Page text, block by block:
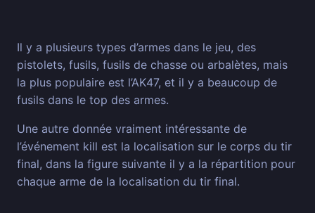
Il y a plusieurs types d’armes dans le jeu, des
pistolets, fusils, fusils de chasse ou arbalètes, mais
la plus populaire est l’AK47, et il y a beaucoup de
fusils dans le top des armes.
Une autre donnée vraiment intéressante de
l’événement kill est la localisation sur le corps du tir
final, dans la figure suivante il y a la répartition pour
chaque arme de la localisation du tir final.